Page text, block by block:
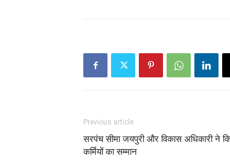
Previous article
सरपंच सीमा जयपुरी और विकास अधिकारी ने
कर्मियों का सम्मान